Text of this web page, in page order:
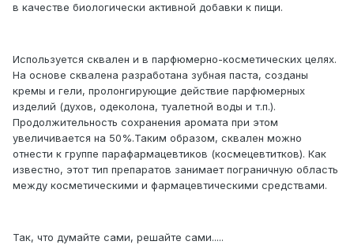
в качестве биологически активной добавки к пищи.
Используется сквален и в парфюмерно-косметических целях.
На основе сквалена разработана зубная паста, созданы
кремы и гели, пролонгирующие действие парфюмерных
изделий (духов, одеколона, туалетной воды и т.п.).
Продолжительность сохранения аромата при этом
увеличивается на 50%.Таким образом, сквален можно
отнести к группе парафармацевтиков (космецевтитков). Как
известно, этот тип препаратов занимает пограничную область
между косметическими и фармацевтическими средствами.
Так, что думайте сами, решайте сами.....